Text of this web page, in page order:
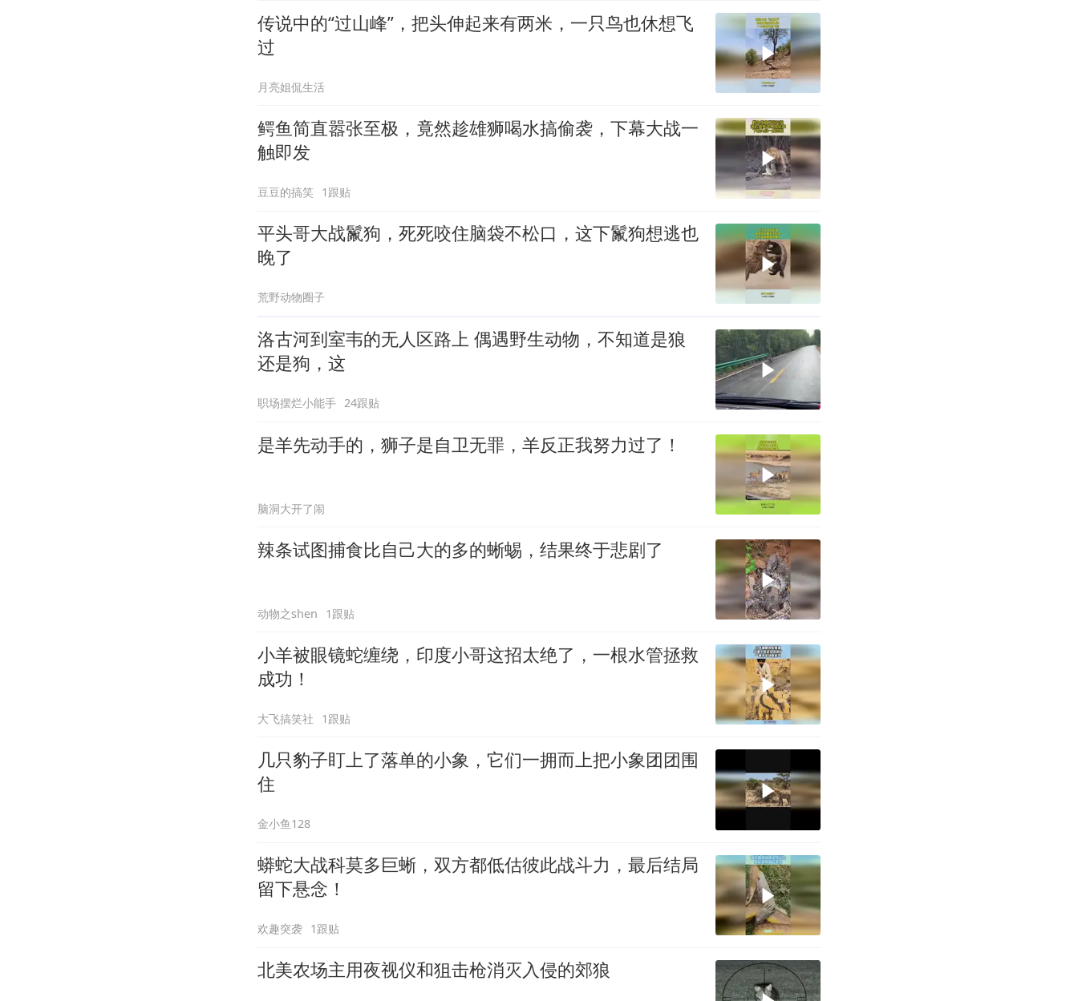
传说中的“过山峰”，把头伸起来有两米，一只鸟也休想飞
过
月亮姐侃生活
鳄鱼简直嚣张至极，竟然趁雄狮喝水搞偷袭，下幕大战一
触即发
豆豆的搞笑 1跟贴
平头哥大战鬣狗，死死咬住脑袋不松口，这下鬣狗想逃也
晚了
荒野动物圈子
洛古河到室韦的无人区路上 偶遇野生动物，不知道是狼
还是狗，这
职场摆烂小能手 24跟贴
是羊先动手的，狮子是自卫无罪，羊反正我努力过了！
脑洞大开了闹
辣条试图捕食比自己大的多的蜥蜴，结果终于悲剧了
动物之shen 1跟贴
小羊被眼镜蛇缠绕，印度小哥这招太绝了，一根水管拯救
成功！
大飞搞笑社 1跟贴
几只豹子盯上了落单的小象，它们一拥而上把小象团团围
住
金小鱼128
蟒蛇大战科莫多巨蜥，双方都低估彼此战斗力，最后结局
留下悬念！
欢趣突袭 1跟贴
北美农场主用夜视仪和狙击枪消灭入侵的郊狼